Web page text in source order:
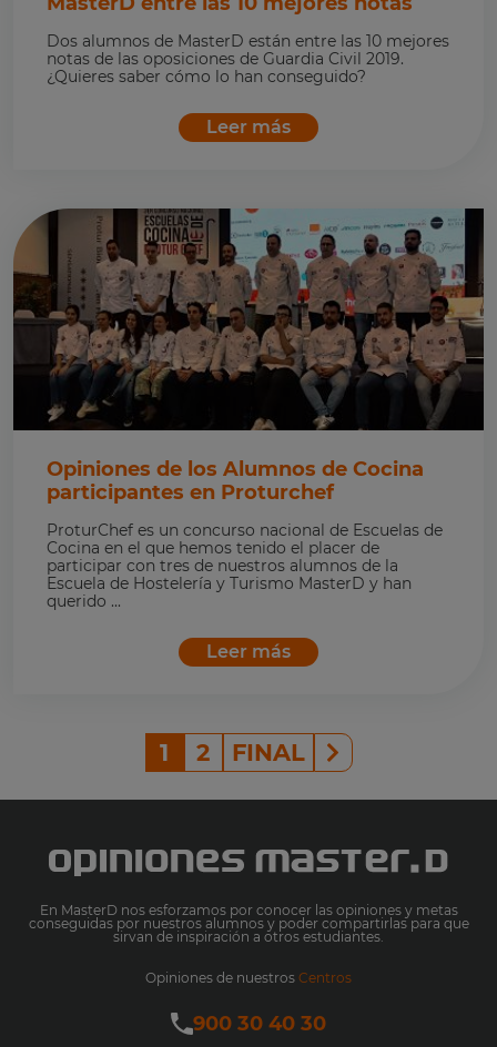
Dos alumnos de MasterD están entre las 10 mejores
notas de las oposiciones de Guardia Civil 2019.
¿Quieres saber cómo lo han conseguido?
Leer más
Opiniones de los Alumnos de Cocina
participantes en Proturchef
ProturChef es un concurso nacional de Escuelas de
Cocina en el que hemos tenido el placer de
participar con tres de nuestros alumnos de la
Escuela de Hostelería y Turismo MasterD y han
querido ...
Leer más
1 2 FINAL
En MasterD nos esforzamos por conocer las opiniones y metas
conseguidas por nuestros alumnos y poder compartirlas para que
sirvan de inspiración a otros estudiantes.
Opiniones de nuestros Centros
900 30 40 30